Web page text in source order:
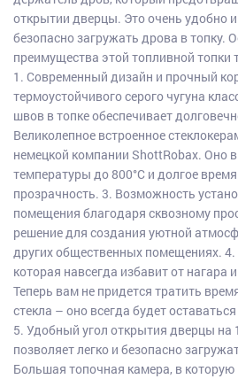
открытии дверцы. Это очень удобно
безопасно загружать дрова в топку.
преимущества этой топливной топки
1. Современный дизайн и прочный
термоустойчивого серого чугуна
швов в топке обеспечивает
Великолепное встроенное
немецкой компании ShottRobax. Оно
температуры до 800°C и долгое
прозрачность. 3. Возможность
помещения благодаря сквозному
решение для создания уютной
других общественных помещениях. 4.
которая навсегда избавит от нагара
Теперь вам не придется тратить
стекла – оно всегда будет
5. Удобный угол открытия дверцы на
позволяет легко и безопасно
Большая топочная камера, в